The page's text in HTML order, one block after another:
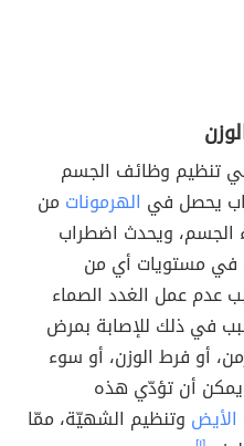
تنظيم وظائف الجسم
يحصل في الهرمونات من
الجسم، ويحدث اضطراب
في مستويات أي من
عدم عمل الغدد الصماء
في ذلك للإصابة بمرض
أو فرط الوزن، أو سوء
أن تؤدّي هذه
الأيض وتنظيم الشهيّة، ممّا